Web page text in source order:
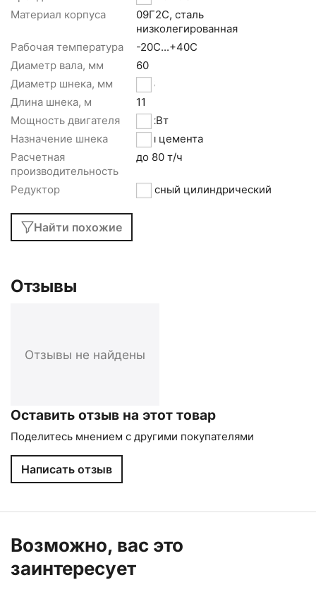
Материал корпуса
09Г2С, сталь
низколегированная
Рабочая температура
-20С...+40С
Диаметр вала, мм
60
Диаметр шнека, мм
273
Длина шнека, м
11
Мощность двигателя
15 кВт
Назначение шнека
Для цемента
Расчетная
производительность
до 80 т/ч
Редуктор соосный цилиндрический
Найти похожие
Отзывы
Отзывы не найдены
Оставить отзыв на этот товар
Поделитесь мнением с другими покупателями
Написать отзыв
Возможно, вас это
заинтересует